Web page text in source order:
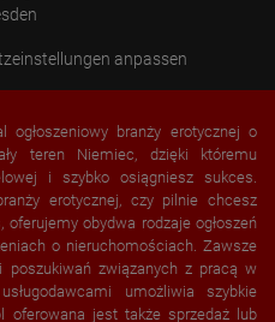
anpassen
ogłoszeniowy branży erotycznej o
teren Niemiec, dzięki któremu
i szybko osiągniesz sukces.
erotycznej, czy pilnie chcesz
obydwa rodzaje ogłoszeń
o nieruchomościach. Zawsze
poszukiwań związanych z pracą w
umożliwia szybkie
oferowana jest także sprzedaż lub